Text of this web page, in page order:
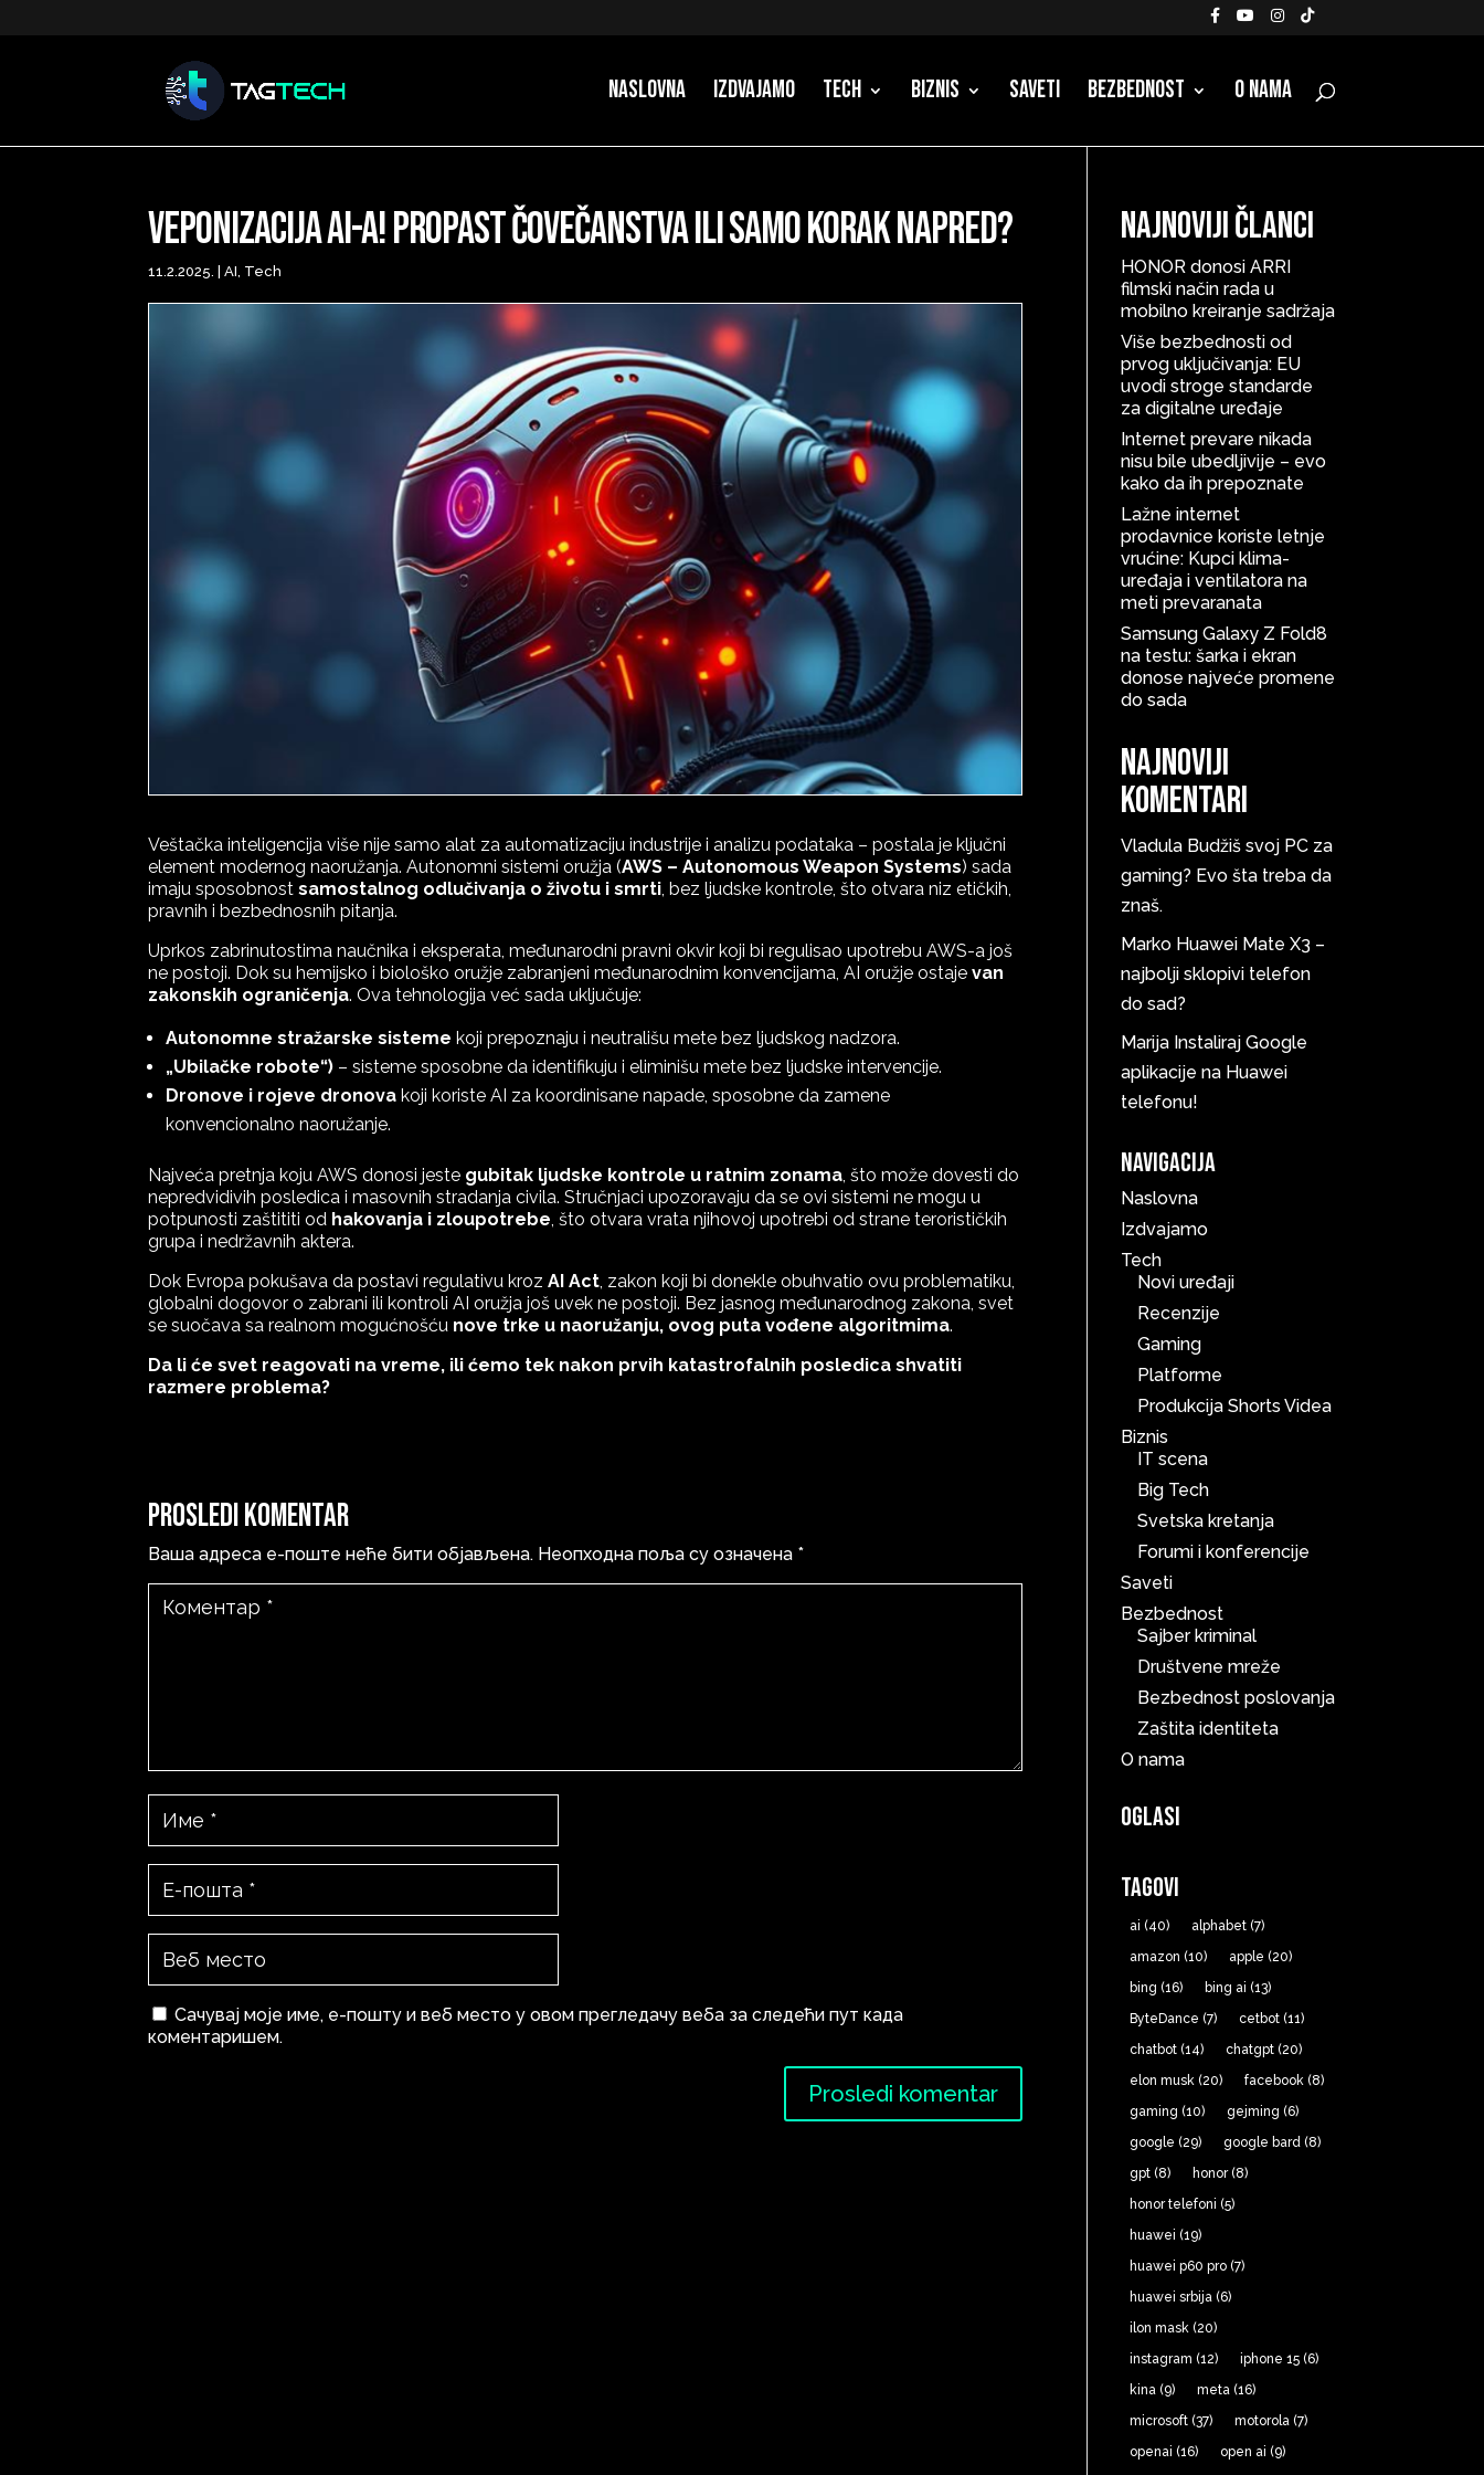
Naslovna Izdvajamo Tech Biznis Saveti Bezbednost O nama
Veponizacija AI-a! Propast Čovečanstva ili Samo Korak Napred?
11.2.2025. |AI, Tech
Veštačka inteligencija više nije samo alat za automatizaciju industrije i analizu podataka – postala je ključni
element modernog naoružanja. Autonomni sistemi oružja (AWS – Autonomous Weapon Systems) sada
imaju sposobnostsamostalnog odlučivanja o životu i smrti, bez ljudske kontrole, što otvara niz etičkih,
pravnih i bezbednosnih pitanja.
Uprkos zabrinutostima naučnika i eksperata, međunarodni pravni okvir koji bi regulisao upotrebu AWS-a još
ne postoji. Dok su hemijsko i biološko oružje zabranjeni međunarodnim konvencijama, AI oružje ostajevan
zakonskih ograničenja. Ova tehnologija već sada uključuje:
Autonomne stražarske sisteme koji prepoznaju i neutrališu mete bez ljudskog nadzora.
„Ubilačke robote“) – sisteme sposobne da identifikuju i eliminišu mete bez ljudske intervencije.
Dronove i rojeve dronova koji koriste AI za koordinisane napade, sposobne da zamene
konvencionalno naoružanje.
Najveća pretnja koju AWS donosi jeste gubitak ljudske kontrole u ratnim zonama, što može dovesti do
nepredvidivih posledica i masovnih stradanja civila. Stručnjaci upozoravaju da se ovi sistemi ne mogu u
potpunosti zaštititi od hakovanja i zloupotrebe, što otvara vrata njihovoj upotrebi od strane terorističkih
grupa i nedržavnih aktera.
Dok Evropa pokušava da postavi regulativu krozAI Act, zakon koji bi donekle obuhvatio ovu problematiku,
globalni dogovor o zabrani ili kontroli AI oružja još uvek ne postoji. Bez jasnog međunarodnog zakona, svet
se suočava sa realnom mogućnošću nove trke u naoružanju, ovog puta vođene algoritmima.
Da li će svet reagovati na vreme, ili ćemo tek nakon prvih katastrofalnih posledica shvatiti
razmere problema?
Prosledi komentar
Ваша адреса е-поште неће бити објављена. Неопходна поља су означена *
Сачувај моје име, е-пошту и веб место у овом прегледачу веба за следећи пут када
коментаришем.
Najnoviji članci
HONOR donosi ARRI
filmski način rada u
mobilno kreiranje sadržaja
Više bezbednosti od
prvog uključivanja: EU
uvodi stroge standarde
za digitalne uređaje
Internet prevare nikada
nisu bile ubedljivije – evo
kako da ih prepoznate
Lažne internet
prodavnice koriste letnje
vrućine: Kupci klima-
uređaja i ventilatora na
meti prevaranata
Samsung Galaxy Z Fold8
na testu: šarka i ekran
donose najveće promene
do sada
Najnoviji
komentari
Vladula Budžiš svoj PC za
gaming? Evo šta treba da
znaš.
Marko Huawei Mate X3 –
najbolji sklopivi telefon
do sad?
Marija Instaliraj Google
aplikacije na Huawei
telefonu!
Navigacija
Naslovna
Izdvajamo
Tech
Novi uređaji
Recenzije
Gaming
Platforme
Produkcija Shorts Videa
Biznis
IT scena
Big Tech
Svetska kretanja
Forumi i konferencije
Saveti
Bezbednost
Sajber kriminal
Društvene mreže
Bezbednost poslovanja
Zaštita identiteta
O nama
Oglasi
Tagovi
ai (40) alphabet (7)
amazon (10) apple (20)
bing (16) bing ai (13)
ByteDance (7) cetbot (11)
chatbot (14) chatgpt (20)
elon musk (20) facebook (8)
gaming (10) gejming (6)
google (29) google bard (8)
gpt (8) honor(8)
honor telefoni (5)
huawei (19)
huawei p60 pro (7)
huawei srbija (6)
ilon mask (20)
instagram (12) iphone 15 (6)
kina (9) meta (16)
microsoft (37) motorola (7)
openai (16) open ai (9)